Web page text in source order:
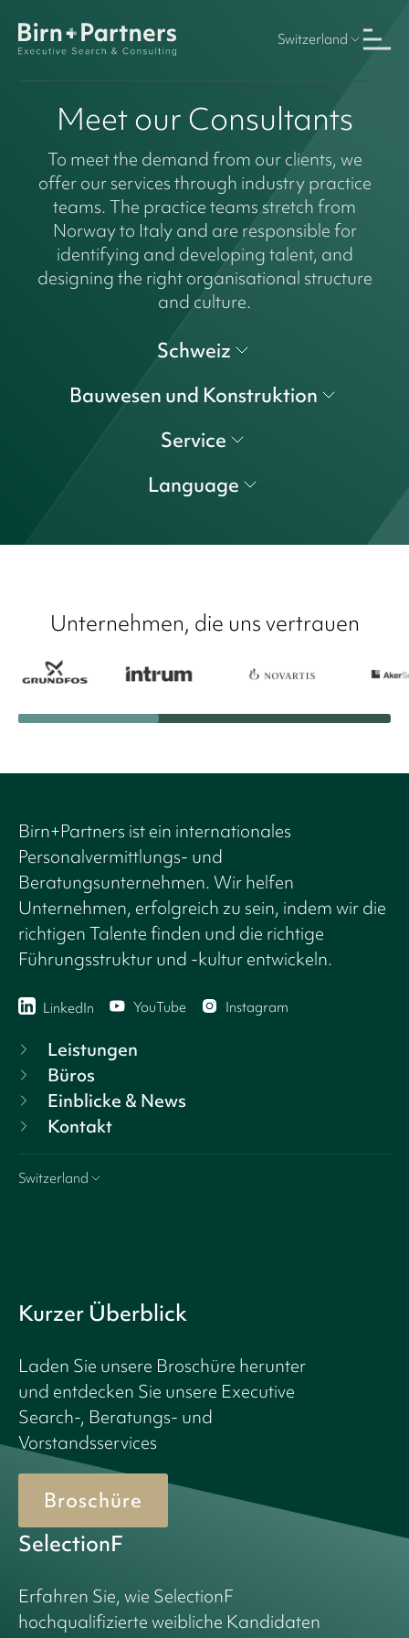
Switzerland
Meet our Consultants
To meet the demand from our clients, we
offer our services through industry practice
teams. The practice teams stretch from
Norway to Italy and are responsible for
identifying and developing talent, and
designing the right organisational structure
and culture.
Schweiz
Bauwesen und Konstruktion
Service
Language
Unternehmen, die uns vertrauen
Birn+Partners ist ein internationales
Personalvermittlungs- und
Beratungsunternehmen. Wir helfen
Unternehmen, erfolgreich zu sein, indem wir die
richtigen Talente finden und die richtige
Führungsstruktur und -kultur entwickeln.
LinkedIn YouTube Instagram
Leistungen
Büros
Einblicke & News
Kontakt
Switzerland
Kurzer Überblick
Laden Sie unsere Broschüre herunter
und entdecken Sie unsere Executive
Search-, Beratungs- und
Vorstandsservices
Broschüre
SelectionF
Erfahren Sie, wie SelectionF
hochqualifizierte weibliche Kandidaten